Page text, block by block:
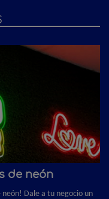
de neón
neón! Dale a tu negocio un